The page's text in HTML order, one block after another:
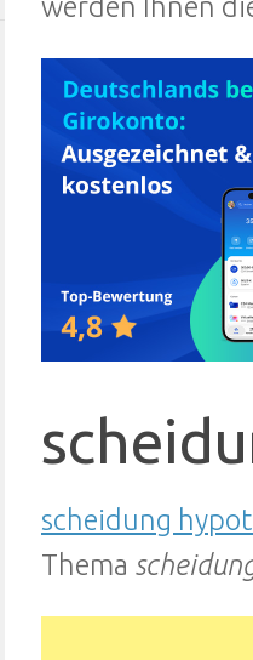
scheidung
Thema